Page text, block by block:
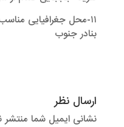
۱۱-محل جغرافیایی
بنادر جنوب
ارسال نظر
نشانی ایمیل شما